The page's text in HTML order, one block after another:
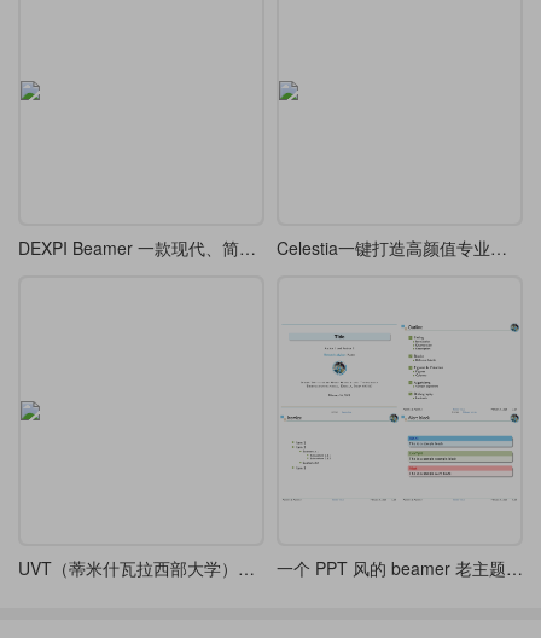
DEXPI Beamer 一款现代、简洁、专业的演示模板 Celestia一键打造高颜值专业演示文稿，22种配色+全自定义太香了
UVT（蒂米什瓦拉西部大学）非官方会议海报LaTeX模板 一个 PPT 风的 beamer 老主题分享